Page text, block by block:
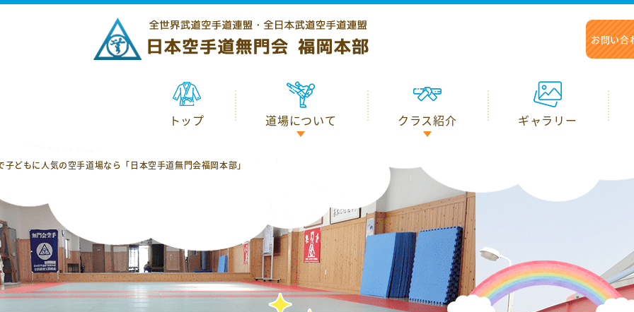
子どもに人気の空手道場なら「日本空手道無門会福岡本部」
お問い合
トップ 道場について クラス紹介 ギャラリー
お問い合
トップ 道場について クラス紹介 ギャラリー